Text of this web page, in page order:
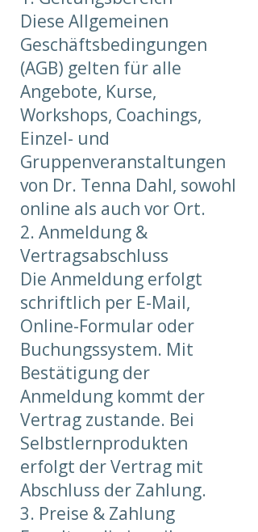
Diese Allgemeinen
Geschäftsbedingungen
(AGB) gelten für alle
Angebote, Kurse,
Workshops, Coachings,
Einzel- und
Gruppenveranstaltungen
von Dr. Tenna Dahl, sowohl
online als auch vor Ort.
2. Anmeldung &
Vertragsabschluss
Die Anmeldung erfolgt
schriftlich per E-Mail,
Online-Formular oder
Buchungssystem. Mit
Bestätigung der
Anmeldung kommt der
Vertrag zustande. Bei
Selbstlernprodukten
erfolgt der Vertrag mit
Abschluss der Zahlung.
3. Preise & Zahlung